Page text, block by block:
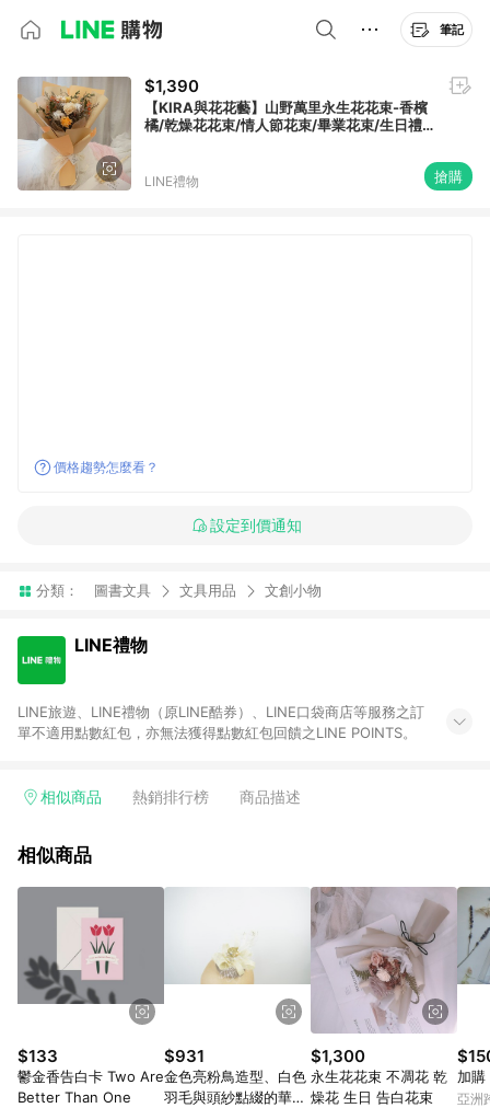
筆記
$1,390
【KIRA與花花藝】山野萬里永生花花束-香檳
橘/乾燥花花束/情人節花束/畢業花束/生日禮
LINE禮物 搶購
價格趨勢怎麼看？
設定到價通知
分類： 圖書文具 文具用品 文創小物
LINE禮物
LINE旅遊、LINE禮物（原LINE酷券）、LINE口袋商店等服務之訂
單不適用點數紅包，亦無法獲得點數紅包回饋之LINE POINTS。
相似商品 熱銷排行榜 商品描述
相似商品
$133
鬱金香告白卡 Two Are
Better Than One
$931
金色亮粉鳥造型、白色
羽毛與頭紗點綴的華麗
$1,300
永生花花束 不凋花 乾
燥花 生日 告白花束
加購
亞洲